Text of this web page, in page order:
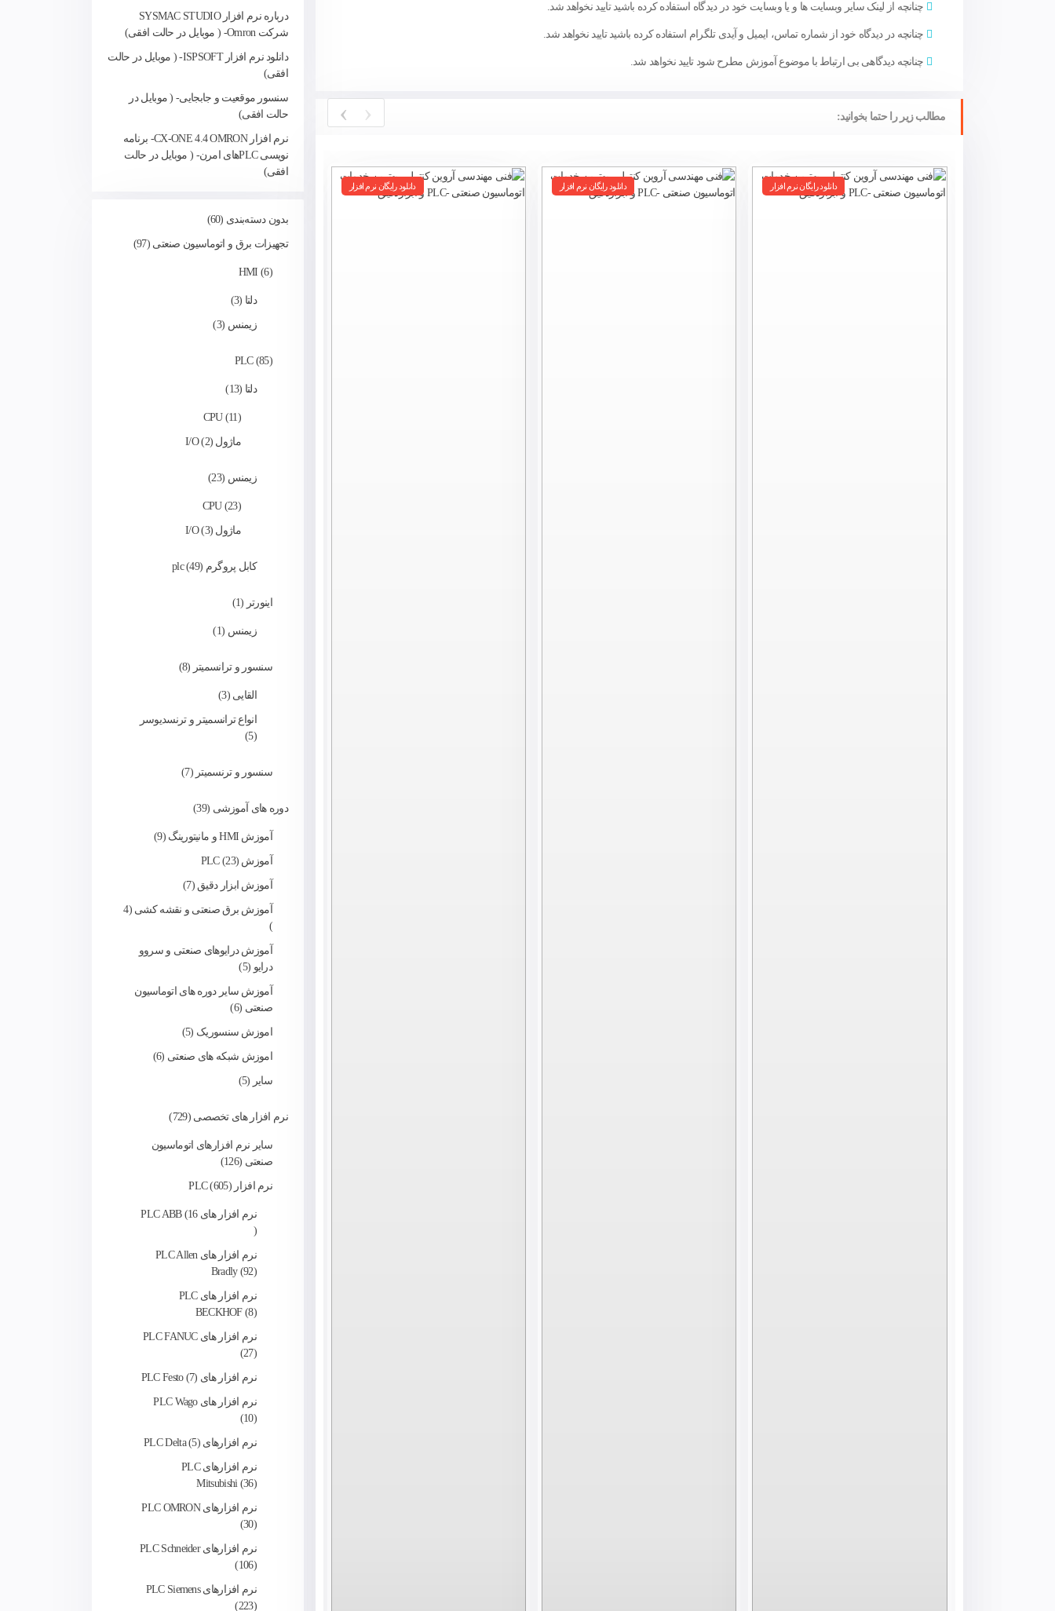
مطالب زیر را حتما بخوانید:
دانلود رایگان نرم افزار دانلود رایگان نرم افزار دانلود رایگان نرم افزار
‹
›
چنانچه از لینک سایر وبسایت ها و یا وبسایت خود در دیدگاه استفاده کرده باشید تایید نخواهد شد.
چنانچه در دیدگاه خود از شماره تماس، ایمیل و آیدی تلگرام استفاده کرده باشید تایید نخواهد شد.
چنانچه دیدگاهی بی ارتباط با موضوع آموزش مطرح شود تایید نخواهد شد.
درباره نرم افزار SYSMAC STUDIO
شرکت Omron- ( موبایل در حالت افقی)
دانلود نرم افزار ISPSOFT- ( موبایل در حالت
افقی)
سنسور موقعیت و جابجایی- ( موبایل در
حالت افقی)
نرم افزار CX-ONE 4.4 OMRON- برنامه
نویسی PLCهای امرن- ( موبایل در حالت
افقی)
بدون دسته‌بندی 60
تجهیزات برق و اتوماسیون صنعتی 97
HMI 6
دلتا 3
زیمنس 3
PLC 85
دلتا 13
CPU 11
ماژول I/O 2
زیمنس 23
CPU 23
ماژول I/O 3
کابل پروگرم plc 49
اینورتر 1
زیمنس 1
سنسور و ترانسمیتر 8
القایی 3
انواع ترانسمیتر و ترنسدیوسر
5
سنسور و ترنسمیتر 7
دوره های آموزشی 39
آموزش HMI و مانیتورینگ 9
آموزش PLC 23
آموزش ابزار دقیق 7
آموزش برق صنعتی و نقشه کشی 4
آموزش درایوهای صنعتی و سروو
درایو
5
آموزش سایر دوره های اتوماسیون
صنعتی
6
اموزش سنسوریک 5
اموزش شبکه های صنعتی 6
سایر 5
نرم افزار های تخصصی 729
سایر نرم افزارهای اتوماسیون
صنعتی
126
نرم افزار PLC 605
نرم افزار های PLC ABB16
نرم افزار های PLC Allen
Bradly 92
نرم افزار های PLC
BECKHOF 8
نرم افزار های PLC FANUC
27
نرم افزار های PLC Festo 7
نرم افزار های PLC Wago
10
نرم‌ افزارهای PLC Delta 5
نرم افزارهای PLC
Mitsubishi 36
نرم افزارهای PLC OMRON
30
نرم افزارهای PLC Schneider
106
نرم افزارهای PLC Siemens
223